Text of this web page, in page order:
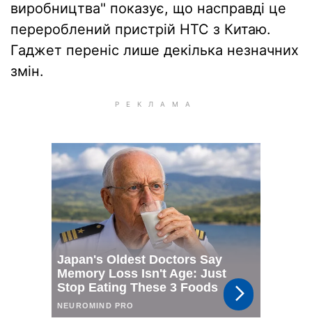
виробництва" показує, що насправді це
перероблений пристрій HTC з Китаю.
Гаджет переніс лише декілька незначних
змін.